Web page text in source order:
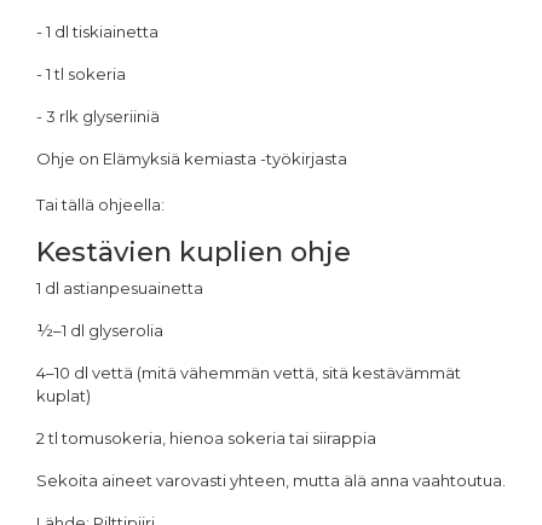
- 1 dl tiskiainetta
- 1 tl sokeria
- 3 rlk glyseriiniä
Ohje on Elämyksiä kemiasta -työkirjasta
Tai tällä ohjeella:
Kestävien kuplien ohje
1 dl astianpesuainetta
½–1 dl glyserolia
4–10 dl vettä (mitä vähemmän vettä, sitä kestävämmät
kuplat)
2 tl tomusokeria, hienoa sokeria tai siirappia
Sekoita aineet varovasti yhteen, mutta älä anna vaahtoutua.